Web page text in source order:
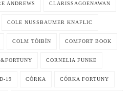
ANDREWS CLARISSAGOENAWAN
COLE NUSSBAUMER KNAFLIC
COLM TÓIBÍN COMFORT BOOK
CORNELIA FUNKE
19 CÓRKA CÓRKA FORTUNY